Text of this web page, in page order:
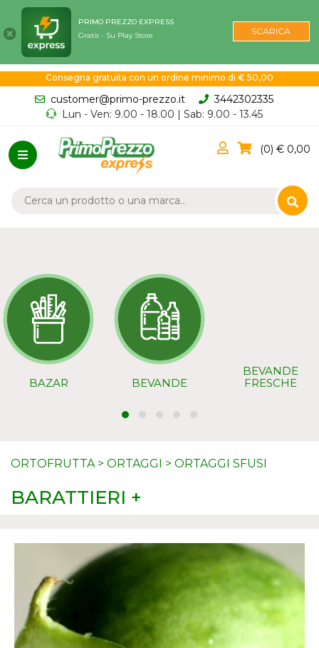
PRIMO PREZZO EXPRESS
Gratis - Su Play Store
SCARICA
Consegna gratuita con un ordine minimo di € 50,00
customer@primo-prezzo.it
3442302335
Lun - Ven: 9.00 - 18.00 | Sab: 9.00 - 13.45
0 0,00
BAZAR BEVANDE
BEVANDE
FRESCHE
ORTOFRUTTA> ORTAGGI > ORTAGGI SFUSI
BARATTIERI +